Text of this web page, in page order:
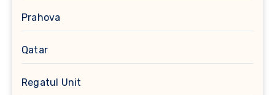
Prahova
Qatar
Regatul Unit